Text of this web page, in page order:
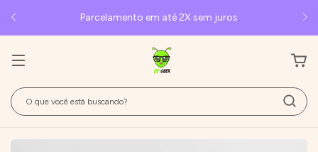
Parcelamento em até 2X sem juros